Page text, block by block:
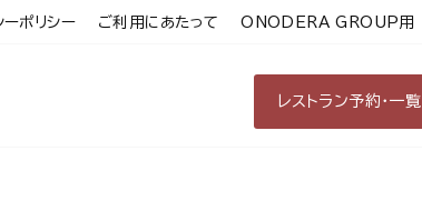
ーポリシー ご利用にあたって ONODERA GROUP用
レストラン予約・一覧